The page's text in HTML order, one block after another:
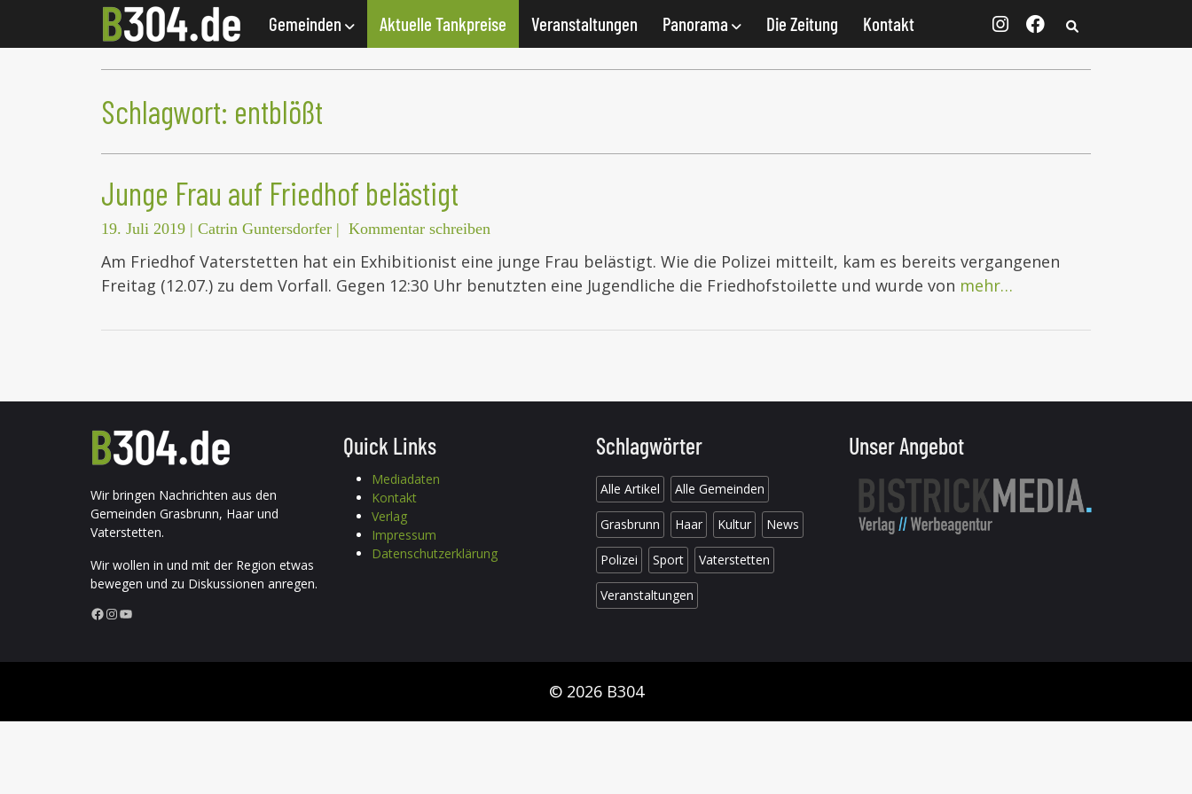
Gemeinden Aktuelle Tankpreise Veranstaltungen Panorama Die Zeitung Kontakt
Schlagwort: entblößt
Junge Frau auf Friedhof belästigt
19. Juli 2019 | Catrin Guntersdorfer | Kommentar schreiben
Am Friedhof Vaterstetten hat ein Exhibitionist eine junge Frau belästigt. Wie die Polizei mitteilt, kam es bereits vergangenen
Freitag (12.07.) zu dem Vorfall. Gegen 12:30 Uhr benutzten eine Jugendliche die Friedhofstoilette und wurde von mehr…
Wir bringen Nachrichten aus den
Gemeinden Grasbrunn, Haar und
Vaterstetten.
Wir wollen in und mit der Region etwas
bewegen und zu Diskussionen anregen.
Facebook InstagramYouTube
Quick Links
Mediadaten
Kontakt
Verlag
Impressum
Datenschutzerklärung
Schlagwörter
Alle Artikel Alle Gemeinden
Grasbrunn Haar Kultur News
Polizei Sport Vaterstetten
Veranstaltungen
Unser Angebot
© 2026 B304